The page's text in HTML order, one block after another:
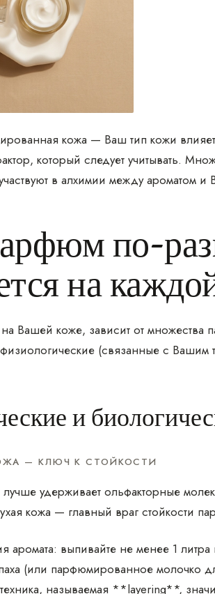
кожа — Ваш тип кожи влияет
который следует учитывать.
в алхимии между ароматом
по-
на
на Вашей коже, зависит от
(связанные с
и
— КЛЮЧ К СТОЙКОСТИ
удерживает ольфакторные
кожа — главный враг стойкости
аромата: выпивайте не менее 1
(или парфюмированное молочко
называемая **layering**,